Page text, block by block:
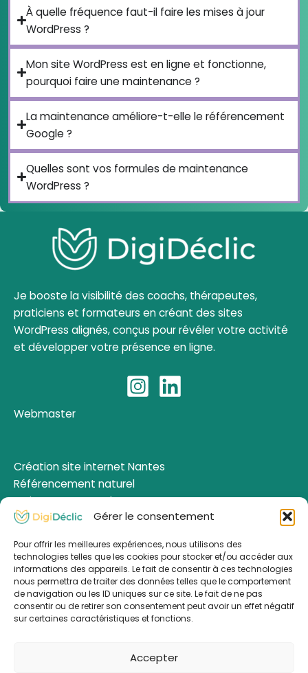
Gérer le consentement
Pour offrir les meilleures expériences, nous utilisons des
technologies telles que les cookies pour stocker et/ou accéder aux
informations des appareils. Le fait de consentir à ces technologies
nous permettra de traiter des données telles que le comportement
de navigation ou les ID uniques sur ce site. Le fait de ne pas
consentir ou de retirer son consentement peut avoir un effet négatif
sur certaines caractéristiques et fonctions.
Accepter
À quelle fréquence faut-il faire les mises à jour
WordPress ?
Mon site WordPress est en ligne et fonctionne,
pourquoi faire une maintenance ?
La maintenance améliore-t-elle le référencement
Google ?
Quelles sont vos formules de maintenance
WordPress ?
Je booste la visibilité des coachs, thérapeutes,
praticiens et formateurs en créant des sites
WordPress alignés, conçus pour révéler votre activité
et développer votre présence en ligne.
Webmaster
Création site internet Nantes
Référencement naturel
Maintenance WordPress
Formation WordPress
Informations
Blog